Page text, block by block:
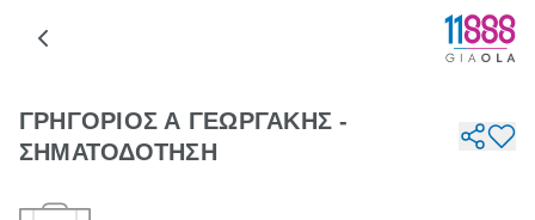
ΓΡΗΓΟΡΙΟΣ Α ΓΕΩΡΓΑΚΗΣ -
ΣΗΜΑΤΟΔΟΤΗΣΗ